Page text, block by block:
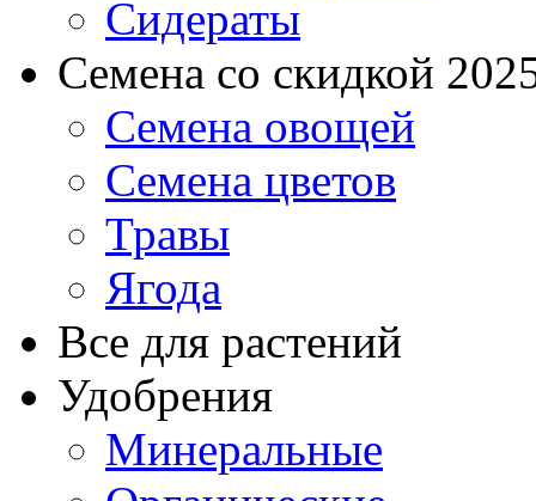
Сидераты
Семена со скидкой
Семена овощей
Семена цветов
Травы
Ягода
Все для растений
Удобрения
Минеральные